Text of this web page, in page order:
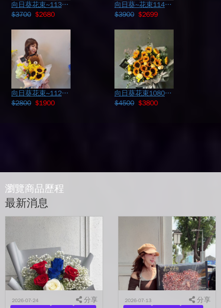
向日葵花束~113060125
$3700 $2680
向日葵~花束114040705
$3900 $2699
向日葵花束~112060702
$2800 $1900
向日葵花束108060909
$4500 $3800
瀏覽商品歷程
最新消息
2026-07-24 分享 2026-07-13 分享